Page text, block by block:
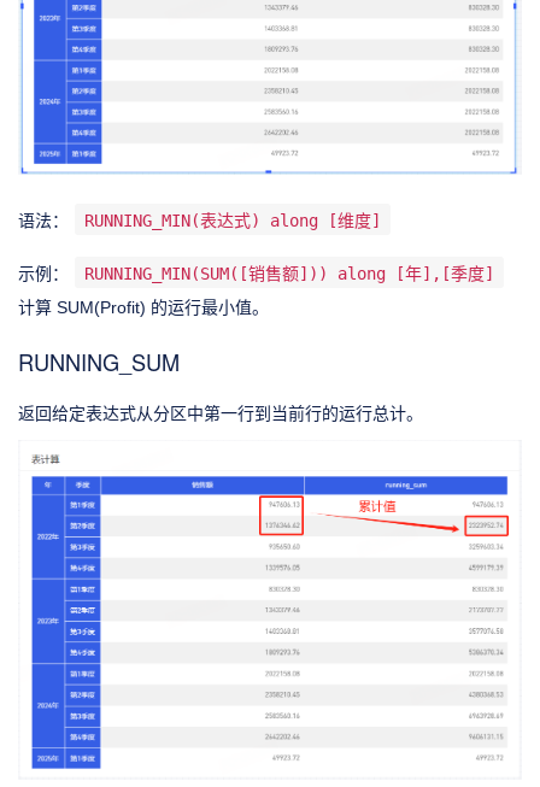
语法： RUNNING_MIN(表达式) along [维度]
示例：
RUNNING_MIN(SUM([销售额])) along [年],[季度]
计算 SUM(Profit) 的运行最小值。
RUNNING_SUM
返回给定表达式从分区中第一行到当前行的运行总计。